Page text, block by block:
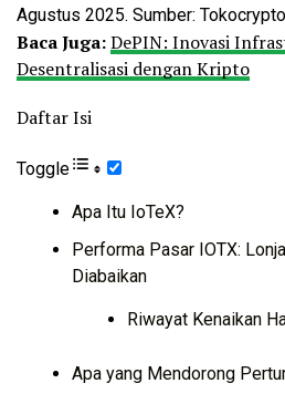
Agustus 2025. Sumber:
Baca Juga:DePIN: Inovasi
Desentralisasi dengan Kripto
Daftar Isi
Toggle
Apa Itu IoTeX?
Performa Pasar IOTX:
Diabaikan
Riwayat Kenaikan
Apa yang Mendorong